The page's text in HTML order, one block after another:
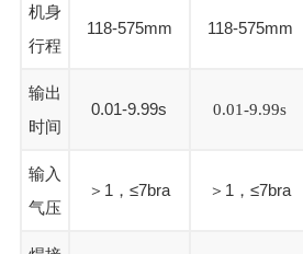
机身
行程
118-575mm 118-575mm
输出
时间
0.01-9.99s 0.01-9.99s
输入
气压
＞1，≤7bra ＞1，≤7bra